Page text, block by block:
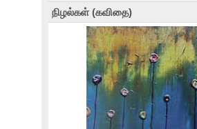
நிழல்கள் (கவிதை)